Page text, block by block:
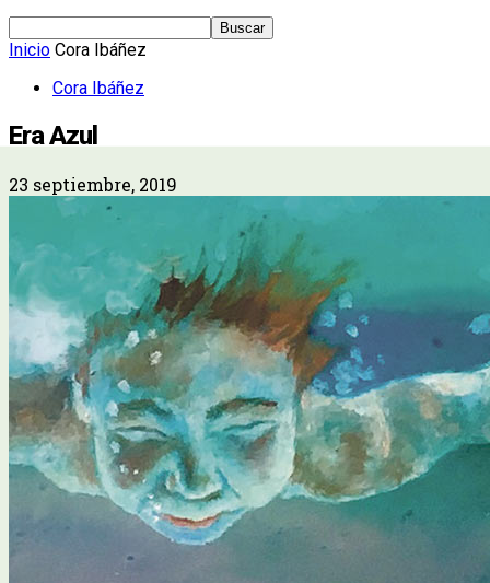
Inicio Cora Ibáñez
Cora Ibáñez
Era Azul
23 septiembre, 2019